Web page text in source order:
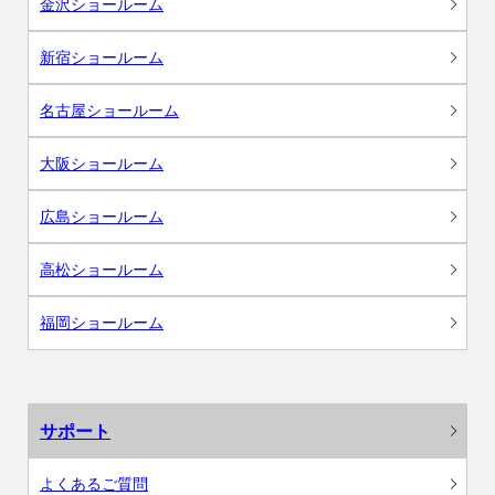
金沢ショールーム
新宿ショールーム
名古屋ショールーム
大阪ショールーム
広島ショールーム
高松ショールーム
福岡ショールーム
サポート
よくあるご質問